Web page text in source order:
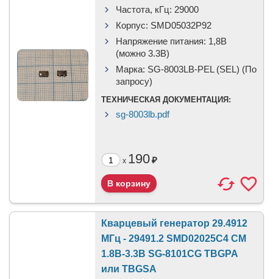
Частота, кГц: 29000
Корпус: SMD05032P92
Напряжение питания: 1,8В
(можно 3.3В)
Марка: SG-8003LB-PEL (SEL) (По
запросу)
ТЕХНИЧЕСКАЯ ДОКУМЕНТАЦИЯ:
sg-8003lb.pdf
x 190₽
Кварцевый генератор 29.4912
МГц - 29491.2 SMD02025C4 CM
1.8В-3.3В SG-8101CG TBGPA
или TBGSA